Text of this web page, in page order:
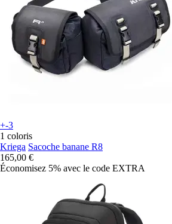
+-3
1 coloris
Kriega Sacoche banane R8
165,00 €
Économisez 5% avec le code EXTRA